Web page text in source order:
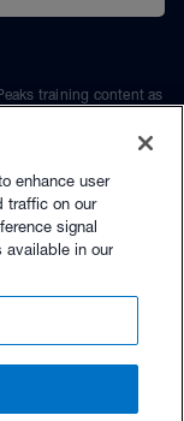
training content as
enhance user
traffic on our
signal
available in our